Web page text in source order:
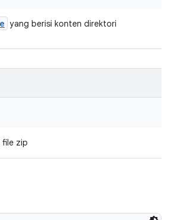
yang berisi konten direktori
file zip